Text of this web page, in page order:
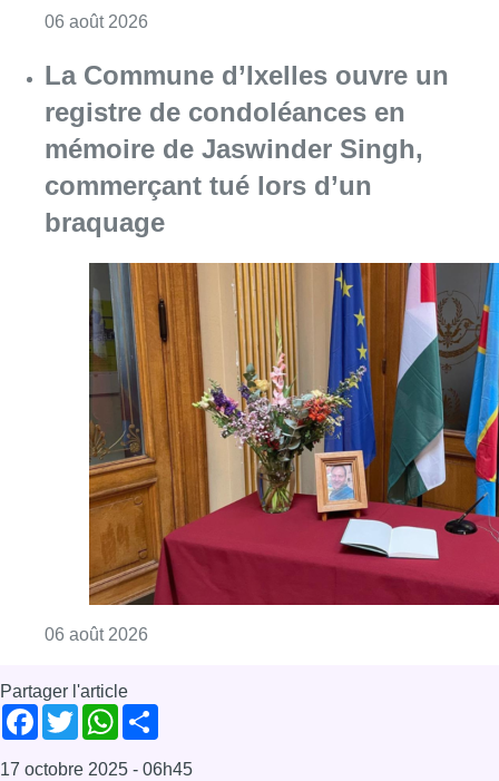
06 août 2026
La Commune d’Ixelles ouvre un
registre de condoléances en
mémoire de Jaswinder Singh,
commerçant tué lors d’un
braquage
06 août 2026
Partager l'article
Facebook
TwitterWhatsApp
17 octobre 2025 - 06h45